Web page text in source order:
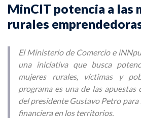
MinCIT potencia a las
rurales
El Ministerio de Comercio e
una iniciativa que busca
mujeres rurales, víctimas y
programa es una de las apuestas
del presidente Gustavo Petro
financiera en los territorios.